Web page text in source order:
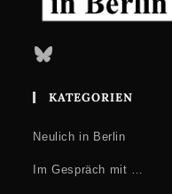
Bluesky
KATEGORIEN
Neulich in Berlin
Im Gespräch mit …